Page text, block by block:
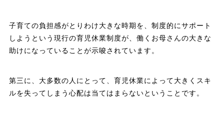
子育ての負担感がとりわけ大きな時期を、制度的にサポート
しようという現行の育児休業制度が、働くお母さんの大きな
助けになっていることが示唆されています。
第三に、大多数の人にとって、育児休業によって大きくスキ
ルを失ってしまう心配は当てはまらないということです。